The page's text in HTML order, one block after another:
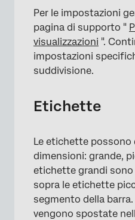
Per le impostazioni
pagina di supporto "
visualizzazioni ".
impostazioni
suddivisione.
Etichette
Le etichette possono
dimensioni: grande,
etichette grandi
sopra le etichette
segmento della
vengono spostate